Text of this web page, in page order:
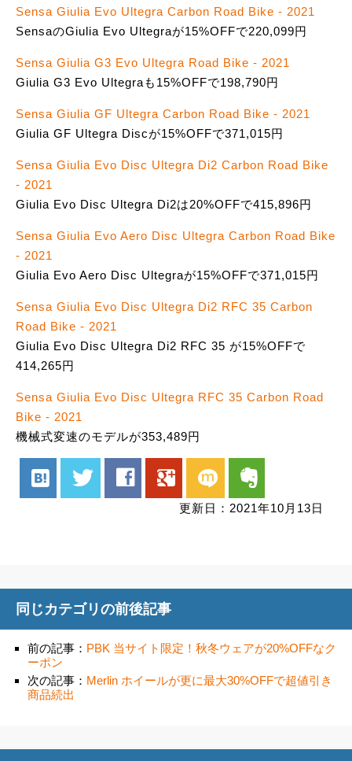
Sensa Giulia Evo Ultegra Carbon Road Bike - 2021
SensaのGiulia Evo Ultegraが15%OFFで220,099円
Sensa Giulia G3 Evo Ultegra Road Bike - 2021
Giulia G3 Evo Ultegraも15%OFFで198,790円
Sensa Giulia GF Ultegra Carbon Road Bike - 2021
Giulia GF Ultegra Discが15%OFFで371,015円
Sensa Giulia Evo Disc Ultegra Di2 Carbon Road Bike
- 2021
Giulia Evo Disc Ultegra Di2は20%OFFで415,896円
Sensa Giulia Evo Aero Disc Ultegra Carbon Road Bike
- 2021
Giulia Evo Aero Disc Ultegraが15%OFFで371,015円
Sensa Giulia Evo Disc Ultegra Di2 RFC 35 Carbon
Road Bike - 2021
Giulia Evo Disc Ultegra Di2 RFC 35 が15%OFFで
414,265円
Sensa Giulia Evo Disc Ultegra RFC 35 Carbon Road
Bike - 2021
機械式変速のモデルが353,489円
hatenabookmark twitter facebook google mixi evernote
更新日：2021年10月13日
同じカテゴリの前後記事
前の記事： PBK 当サイト限定！秋冬ウェアが20%OFFなク
ーポン
次の記事： Merlin ホイールが更に最大30%OFFで超値引き
商品続出